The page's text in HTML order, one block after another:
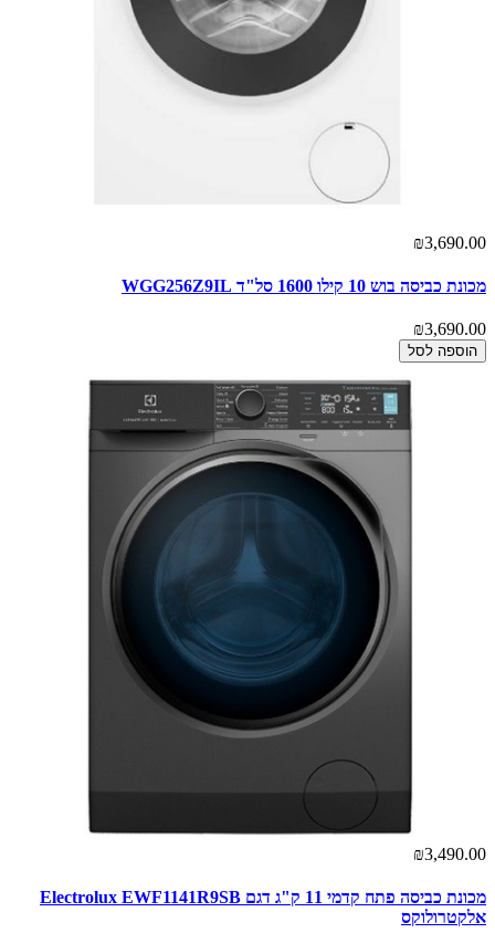
₪3,690.00
מכונת כביסה בוש 10 קילו 1600 סל"ד WGG256Z9IL
₪3,690.00
הוספה לסל
₪3,490.00
מכונת כביסה פתח קדמי 11 ק"ג דגם Electrolux EWF1141R9SB
אלקטרולוקס